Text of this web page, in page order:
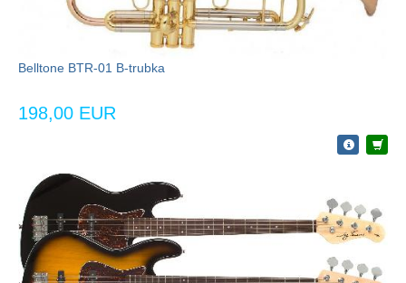
Belltone BTR-01 B-trubka
198,00 EUR